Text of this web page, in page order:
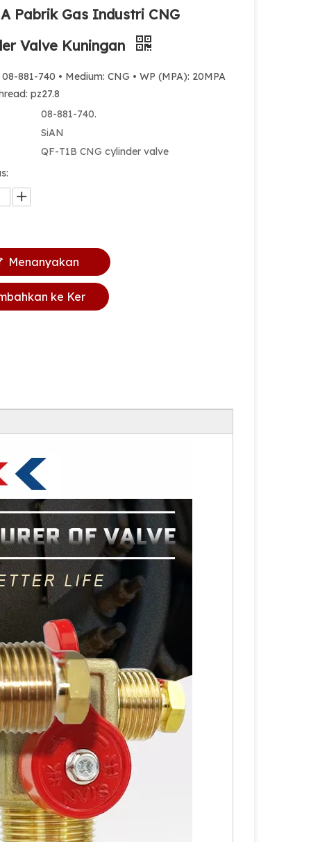
Pabrik Gas Industri CNG
Valve Kuningan
08-881-740 • Medium: CNG • WP (MPA): 20MPA
pz27.8
08-881-740.
SiAN
QF-T1B CNG cylinder valve
Menanyakan
ke Ker